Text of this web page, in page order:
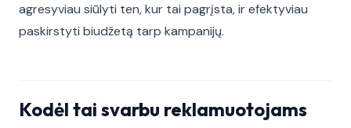
agresyviau siūlyti ten, kur tai pagrįsta, ir efektyviau
paskirstyti biudžetą tarp kampanijų.
Kodėl tai svarbu reklamuotojams